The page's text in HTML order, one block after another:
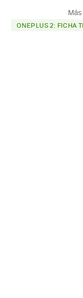
ONEPLUS 2: FICHA